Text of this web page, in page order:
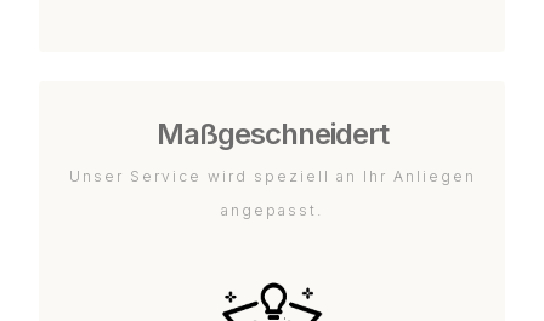
Maßgeschneidert
Unser Service wird speziell an Ihr Anliegen
angepasst.